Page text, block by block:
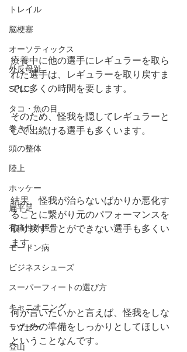
トレイル
脳梗塞
オーソティックス
外反母趾
SPLC
タコ・魚の目
巻き爪
頭の整体
陸上
ホッケー
扁平足
有痛性外脛骨
モートン病
ビジネスシューズ
スーパーフィートの選び方
キャニオニング
ラグビー
登山
療養中に他の選手にレギュラーを取ら
れた選手は、レギュラーを取り戻すま
でに多くの時間を要します。
そのため、怪我を隠してレギュラーと
して出続ける選手も多くいます。
結果、怪我が治らないばかりか悪化す
ることに繋がり元のパフォーマンスを
取り戻すことができない選手も多くい
ます。
何が言いたいかと言えば、怪我をしな
いための準備をしっかりとしてほしい
ということなんです。